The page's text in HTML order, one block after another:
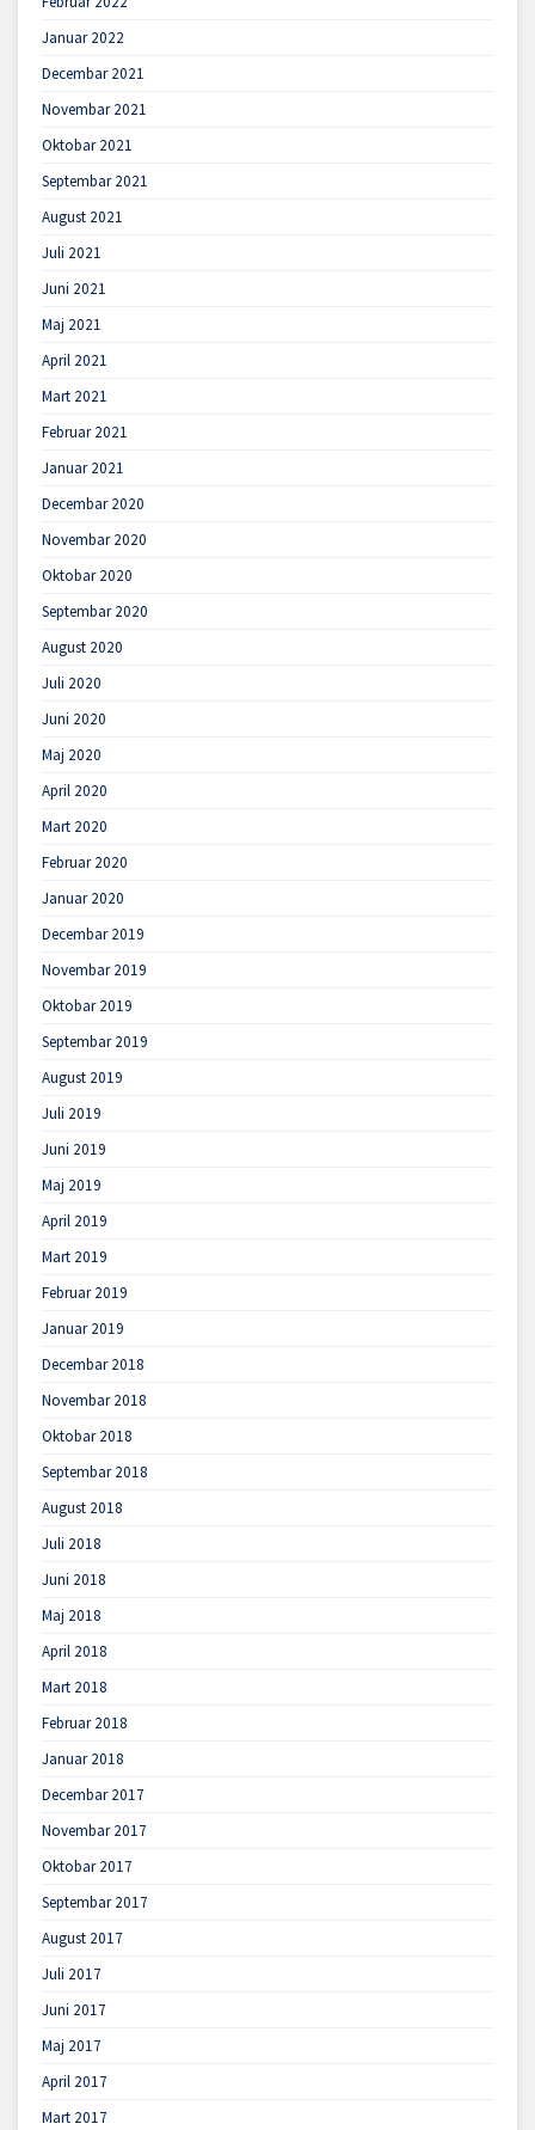
Januar 2022
Decembar 2021
Novembar 2021
Oktobar 2021
Septembar 2021
August 2021
Juli 2021
Juni 2021
Maj 2021
April 2021
Mart 2021
Februar 2021
Januar 2021
Decembar 2020
Novembar 2020
Oktobar 2020
Septembar 2020
August 2020
Juli 2020
Juni 2020
Maj 2020
April 2020
Mart 2020
Februar 2020
Januar 2020
Decembar 2019
Novembar 2019
Oktobar 2019
Septembar 2019
August 2019
Juli 2019
Juni 2019
Maj 2019
April 2019
Mart 2019
Februar 2019
Januar 2019
Decembar 2018
Novembar 2018
Oktobar 2018
Septembar 2018
August 2018
Juli 2018
Juni 2018
Maj 2018
April 2018
Mart 2018
Februar 2018
Januar 2018
Decembar 2017
Novembar 2017
Oktobar 2017
Septembar 2017
August 2017
Juli 2017
Juni 2017
Maj 2017
April 2017
Mart 2017